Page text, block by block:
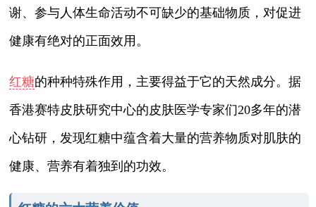
谢、参与人体生命活动不可缺少的基础物质，对促进
健康有绝对的正面效用。
红糖的种种特殊作用，主要得益于它的天然成分。据
香港赛特皮肤研究中心的皮肤医学专家们20多年的潜
心钻研，发现红糖中蕴含着大量的营养物质对肌肤的
健康、营养有着独到的功效。